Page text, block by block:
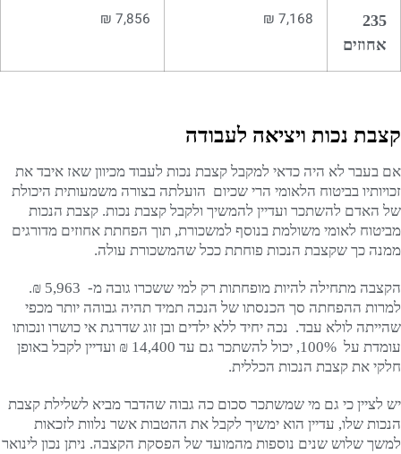
235
אחוזים
7,168 ₪
7,856 ₪
קצבת נכות ויציאה לעבודה
אם בעבר לא היה כדאי למקבל קצבת נכות לעבוד מכיוון שאז איבד את
זכויותיו בביטוח הלאומי הרי שכיום הועלתה בצורה משמעותית היכולת
של האדם להשתכר ועדיין להמשיך ולקבל קצבת נכות. קצבת הנכות
מביטוח לאומי משולמת בנוסף למשכורת, תוך הפחתת אחוזים מדורגים
ממנה כך שקצבת הנכות פוחתת ככל שהמשכורת עולה.
הקצבה מתחילה להיות מופחתות רק למי ששכרו גובה מ- 5,963 ₪.
למרות ההפחתה סך הכנסתו של הנכה תמיד תהיה גבוהה יותר מכפי
שהייתה לולא עבד. נכה יחיד ללא ילדים ובן זוג שדרגת אי כושרו ונכותו
עומדת על 100%, יכול להשתכר גם עד 14,400 ₪ ועדיין לקבל באופן
חלקי את קצבת הנכות הכללית.
יש לציין כי גם מי שמשתכר סכום כה גבוה שהדבר מביא לשלילת קצבת
הנכות שלו, עדיין הוא ימשיך לקבל את ההטבות אשר נלוות לזכאות
למשך שלוש שנים נוספות מהמועד של הפסקת הקצבה. ניתן נכון לינואר